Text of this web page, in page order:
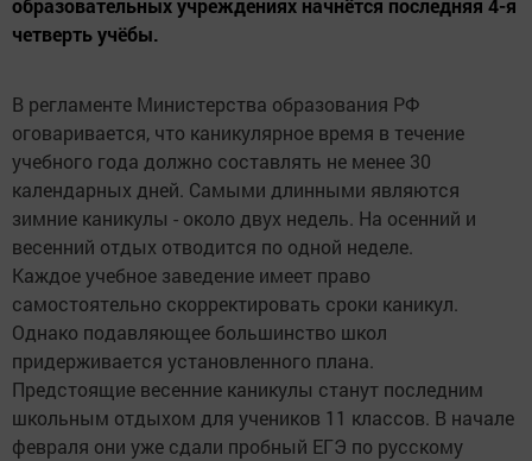
образовательных учреждениях начнётся последняя 4-я
четверть учёбы.
В регламенте Министерства образования РФ
оговаривается, что каникулярное время в течение
учебного года должно составлять не менее 30
календарных дней. Самыми длинными являются
зимние каникулы - около двух недель. На осенний и
весенний отдых отводится по одной неделе.
Каждое учебное заведение имеет право
самостоятельно скорректировать сроки каникул.
Однако подавляющее большинство школ
придерживается установленного плана.
Предстоящие весенние каникулы станут последним
школьным отдыхом для учеников 11 классов. В начале
февраля они уже сдали пробный ЕГЭ по русскому